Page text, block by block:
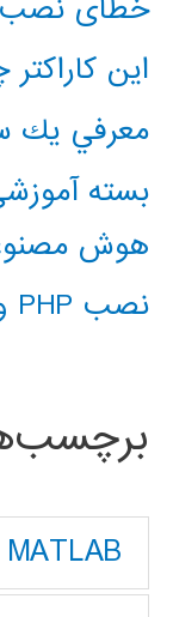
این کاراکتر
معرفي يك
بسته
هوش
نصب PHP و composer در ویندوز 10